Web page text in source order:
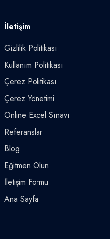
İletişim
Gizlilik Politikası
Kullanım Politikası
Çerez Politikası
Çerez Yönetimi
Online Excel Sınavı
Referanslar
Blog
Eğitmen Olun
İletişim Formu
Ana Sayfa